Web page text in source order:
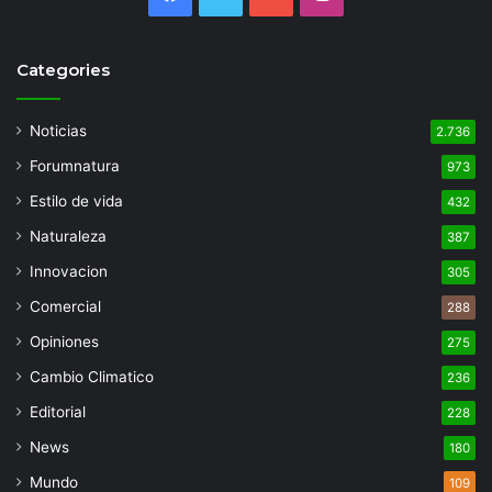
Categories
Noticias 2.736
Forumnatura 973
Estilo de vida 432
Naturaleza 387
Innovacion 305
Comercial 288
Opiniones 275
Cambio Climatico 236
Editorial 228
News 180
Mundo 109